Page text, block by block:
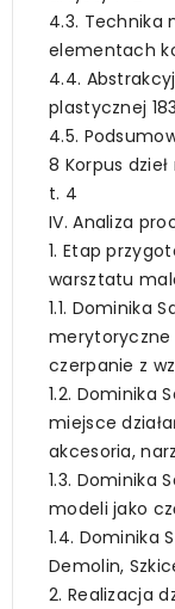
4.3. Technika
elementach
4.4.
plastycznej 183
4.5.
8 Korpus
t. 4
IV. Analiza
1. Etap
warsztatu
1.1. Dominika
czerpanie z
1.2. Dominika
miejsce
akcesoria,
1.3. Dominika
modeli jako
1.4. Dominika
Demolin,
2. Realizacja